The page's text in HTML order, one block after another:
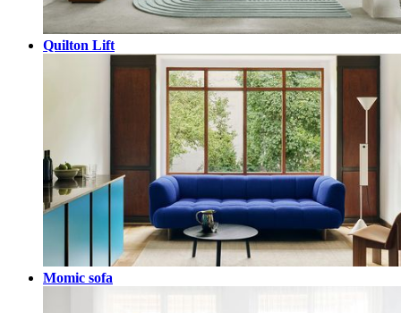
Quilton Lift
Momic sofa